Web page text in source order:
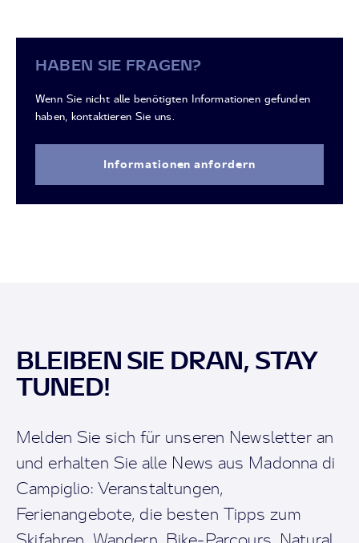
HABEN SIE FRAGEN?
Wenn Sie nicht alle benötigten Informationen gefunden
haben, kontaktieren Sie uns.
Informationen anfordern
BLEIBEN SIE DRAN, STAY
TUNED!
Melden Sie sich für unseren Newsletter an
und erhalten Sie alle News aus Madonna di
Campiglio: Veranstaltungen,
Ferienangebote, die besten Tipps zum